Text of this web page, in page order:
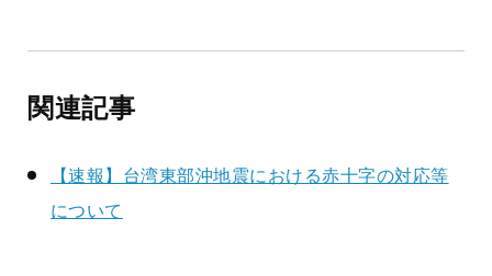
関連記事
【速報】台湾東部沖地震における赤十字の対応等
について